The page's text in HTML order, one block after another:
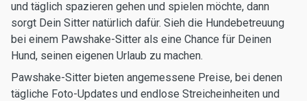
und täglich spazieren gehen und spielen möchte, dann
sorgt Dein Sitter natürlich dafür. Sieh die Hundebetreuung
bei einem Pawshake-Sitter als eine Chance für Deinen
Hund, seinen eigenen Urlaub zu machen.
Pawshake-Sitter bieten angemessene Preise, bei denen
tägliche Foto-Updates und endlose Streicheinheiten und